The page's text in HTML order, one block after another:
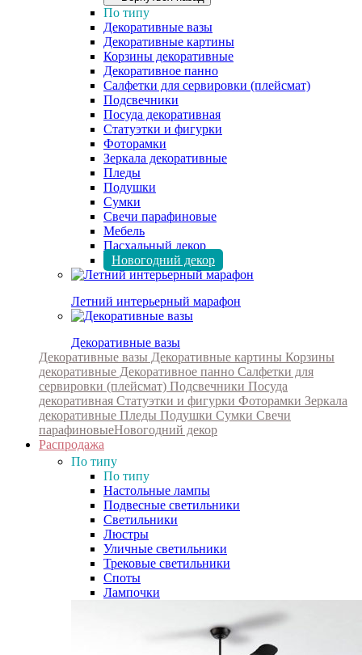
По типу
Декоративные вазы
Декоративные картины
Корзины декоративные
Декоративное панно
Салфетки для сервировки (плейсмат)
Подсвечники
Посуда декоративная
Статуэтки и фигурки
Фоторамки
Зеркала декоративные
Пледы
Подушки
Сумки
Свечи парафиновые
Мебель
Пасхальный декор
Новогодний декор
Летний интерьерный марафон
Декоративные вазы
Декоративные вазы Декоративные картины Корзины
декоративные Декоративное панно Салфетки для
сервировки (плейсмат) Подсвечники Посуда
декоративная Статуэтки и фигурки Фоторамки Зеркала
декоративные Пледы Подушки Сумки Свечи
парафиновыеНовогодний декор
Распродажа
По типу
По типу
Настольные лампы
Подвесные светильники
Светильники
Люстры
Уличные светильники
Трековые светильники
Споты
Лампочки